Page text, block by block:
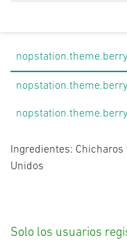
Ingredientes:
Unidos
Solo los usuarios